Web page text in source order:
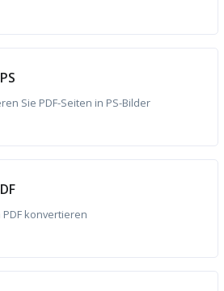
Sie PDF-Seiten in PS-Bilder
PDF konvertieren